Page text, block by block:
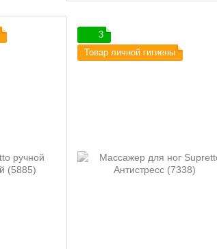
3
Товар личной гигиены